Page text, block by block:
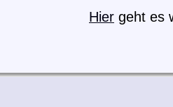
Hier geht es